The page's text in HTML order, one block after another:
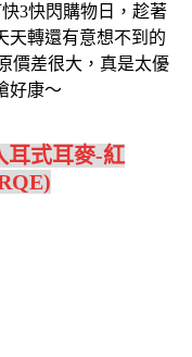
3快閃購物日，趁著
天轉還有意想不到的
價差很大，真是太優
好康～
耳式耳麥-紅